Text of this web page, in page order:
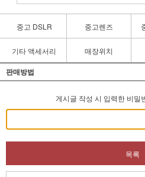
중고 DSLR 중고렌즈
기타 액세서리 매장위치
판매방법
게시글 작성 시 입력한 비밀
목록